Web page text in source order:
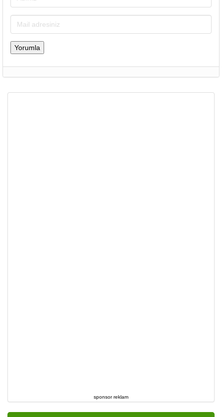
sponsor reklam